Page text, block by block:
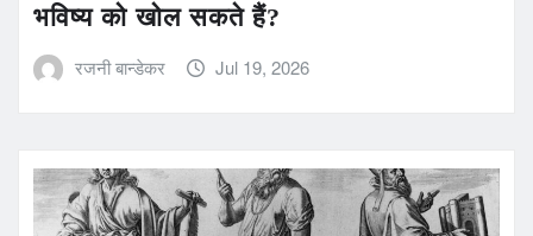
भविष्य को खोल सकते हैं?
रजनी बान्डेकर Jul 19, 2026